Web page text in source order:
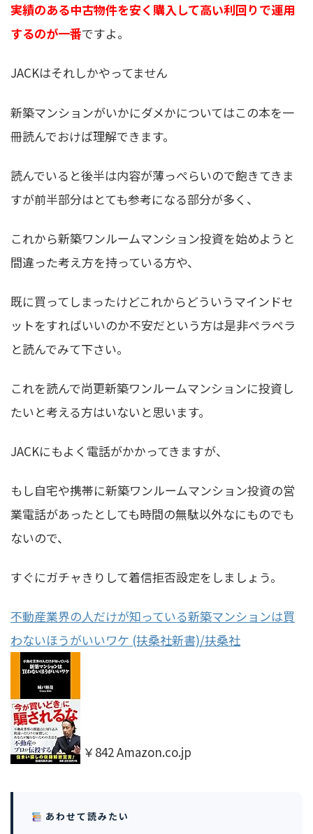
実績のある中古物件を安く購入して高い利回りで運用
するのが一番ですよ。
JACKはそれしかやってません
新築マンションがいかにダメかについてはこの本を一
冊読んでおけば理解できます。
読んでいると後半は内容が薄っぺらいので飽きてきま
すが前半部分はとても参考になる部分が多く、
これから新築ワンルームマンション投資を始めようと
間違った考え方を持っている方や、
既に買ってしまったけどこれからどういうマインドセ
ットをすればいいのか不安だという方は是非ペラペラ
と読んでみて下さい。
これを読んで尚更新築ワンルームマンションに投資し
たいと考える方はいないと思います。
JACKにもよく電話がかかってきますが、
もし自宅や携帯に新築ワンルームマンション投資の営
業電話があったとしても時間の無駄以外なにものでも
ないので、
すぐにガチャきりして着信拒否設定をしましょう。
不動産業界の人だけが知っている新築マンションは買
わないほうがいいワケ (扶桑社新書)/扶桑社
￥842 Amazon.co.jp
あわせて読みたい